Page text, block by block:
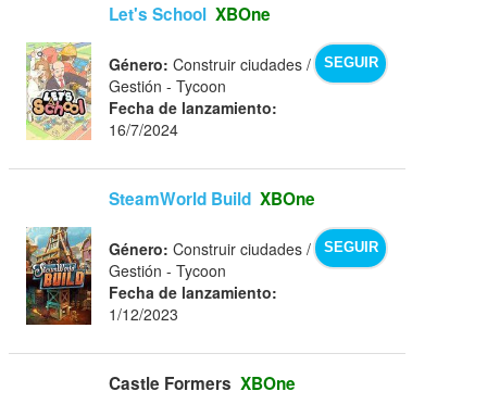
Let's School XBOne
SEGUIR
Género: Construir ciudades /
Gestión - Tycoon
Fecha de lanzamiento:
16/7/2024
SteamWorld Build XBOne
SEGUIR
Género: Construir ciudades /
Gestión - Tycoon
Fecha de lanzamiento:
1/12/2023
Castle Formers XBOne